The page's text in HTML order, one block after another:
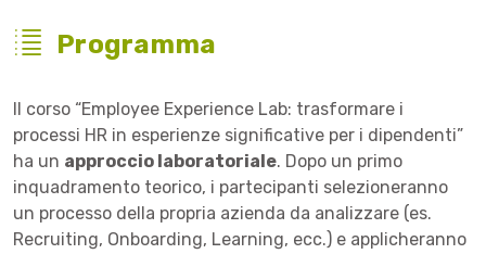
Programma
Il corso “Employee Experience Lab: trasformare i
processi HR in esperienze significative per i dipendenti”
ha un approccio laboratoriale. Dopo un primo
inquadramento teorico, i partecipanti selezioneranno
un processo della propria azienda da analizzare (es.
Recruiting, Onboarding, Learning, ecc.) e applicheranno